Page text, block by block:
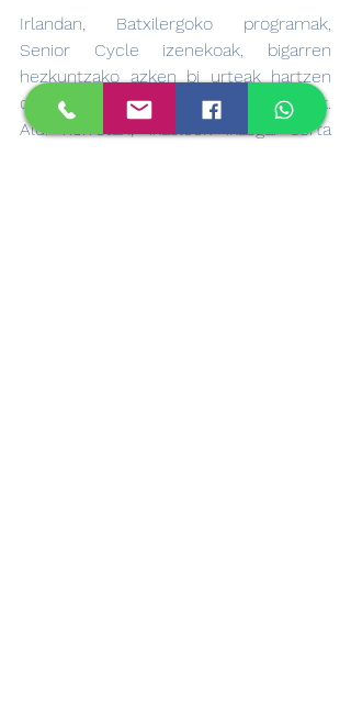
Irlandan, Batxilergoko programak,
Senior Cycle izenekoak, bigarren
hezkuntzako azken bi urteak hartzen
ditu, 5th Year eta 6th Year izenekoak.
Aldi horretan, ikasleek ikasgai sorta